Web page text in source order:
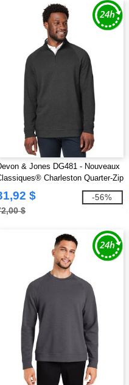
& Jones DG481 - Nouveaux
Charleston Quarter-Zip
hommes
$
$
-56%